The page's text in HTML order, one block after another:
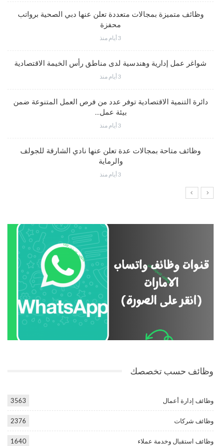
وظائف متميزة بمجالات متعددة تعلن عنها دبي الصحية برواتب
محفزة
3 أيام منذ
شواغر عمل إدارية وهندسية لدى مناطق رأس الخيمة الاقتصادية
3 أيام منذ
دائرة التنمية الاقتصادية توفر عدد من فرص العمل المتنوعة ضمن
بيئة عمل…
3 أيام منذ
وظائف متاحة بمجالات عدة تعلن عنها نادي الشارقة للجولف
والرماية
3 أيام منذ
وظائف حسب تخصصك
وظائف إدارة أعمال 3563
وظائف شركات 2376
وظائف استقبال وخدمة عملاء 1640